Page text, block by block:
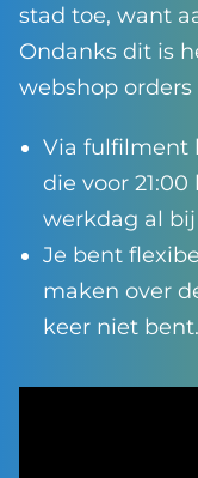
stad toe, want
Ondanks dit is
webshop orders
Via fulfilment
die voor
werkdag al
Je bent
maken over
keer niet bent.